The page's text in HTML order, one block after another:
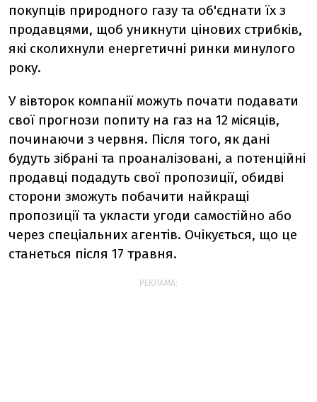
покупців природного газу та об'єднати їх з
продавцями, щоб уникнути цінових стрибків,
які сколихнули енергетичні ринки минулого
року.
У вівторок компанії можуть почати подавати
свої прогнози попиту на газ на 12 місяців,
починаючи з червня. Після того, як дані
будуть зібрані та проаналізовані, а потенційні
продавці подадуть свої пропозиції, обидві
сторони зможуть побачити найкращі
пропозиції та укласти угоди самостійно або
через спеціальних агентів. Очікується, що це
станеться після 17 травня.
РЕКЛАМА: